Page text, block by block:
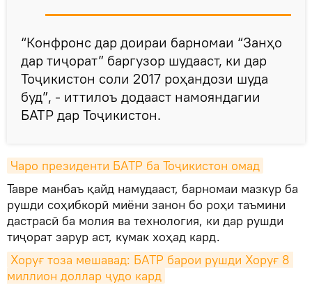
“Конфронс дар доираи барномаи “Занҳо
дар тиҷорат” баргузор шудааст, ки дар
Тоҷикистон соли 2017 роҳандози шуда
буд”, - иттилоъ додааст намояндагии
БАТР дар Тоҷикистон.
Чаро президенти БАТР ба Тоҷикистон омад
Тавре манбаъ қайд намудааст, барномаи мазкур ба
рушди соҳибкорӣ миёни занон бо роҳи таъмини
дастрасӣ ба молия ва технология, ки дар рушди
тиҷорат зарур аст, кумак хоҳад кард.
Хоруғ тоза мешавад: БАТР барои рушди Хоруғ 8
миллион доллар ҷудо кард